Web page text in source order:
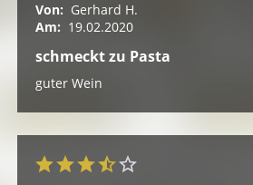
Von: Gerhard H.
Am: 19.02.2020
schmeckt zu Pasta
guter Wein